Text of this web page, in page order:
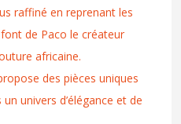
raffiné en reprenant les
de Paco le créateur
africaine.
des pièces uniques
univers d’élégance et de